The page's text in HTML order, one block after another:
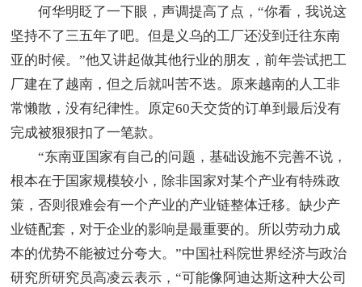
何华明眨了一下眼，声调提高了点，“你看，我说这
坚持不了三五年了吧。但是义乌的工厂还没到迁往东南
亚的时候。”他又讲起做其他行业的朋友，前年尝试把工
厂建在了越南，但之后就叫苦不迭。原来越南的人工非
常懒散，没有纪律性。原定60天交货的订单到最后没有
完成被狠狠扣了一笔款。
“东南亚国家有自己的问题，基础设施不完善不说，
根本在于国家规模较小，除非国家对某个产业有特殊政
策，否则很难会有一个产业的产业链整体迁移。缺少产
业链配套，对于企业的影响是最重要的。所以劳动力成
本的优势不能被过分夸大。”中国社科院世界经济与政治
研究所研究员高凌云表示，“可能像阿迪达斯这种大公司